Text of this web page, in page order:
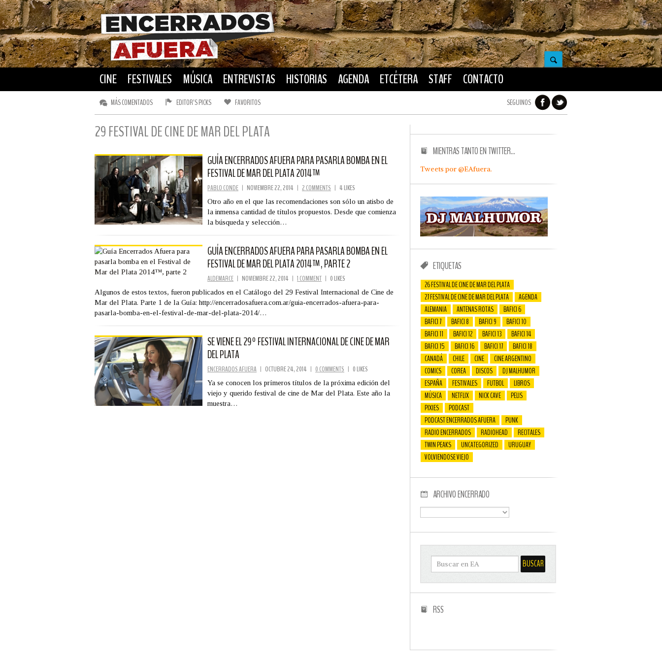
CINE FESTIVALES MÚSICA ENTREVISTAS HISTORIAS AGENDA ETCÉTERA STAFF CONTACTO
SEGUINOS
MÁS COMENTADOS EDITOR’S PICKS FAVORITOS
29 FESTIVAL DE CINE DE MAR DEL PLATA
GUÍA ENCERRADOS AFUERA PARA PASARLA BOMBA EN EL
FESTIVAL DE MAR DEL PLATA 2014™
PABLO CONDE | NOVIEMBRE 22, 2014 | 2 COMMENTS | 4 LIKES
Otro año en el que las recomendaciones son sólo un atisbo de
la inmensa cantidad de títulos propuestos. Desde que comienza
la búsqueda y selección…
GUÍA ENCERRADOS AFUERA PARA PASARLA BOMBA EN EL
FESTIVAL DE MAR DEL PLATA 2014™, PARTE 2
ALDEMARCE | NOVIEMBRE 22, 2014 | 1 COMMENT | 0 LIKES
Algunos de estos textos, fueron publicados en el Catálogo del 29 Festival Internacional de Cine de
Mar del Plata. Parte 1 de la Guía: http://encerradosafuera.com.ar/guia-encerrados-afuera-para-
pasarla-bomba-en-el-festival-de-mar-del-plata-2014/…
SE VIENE EL 29º FESTIVAL INTERNACIONAL DE CINE DE MAR
DEL PLATA
ENCERRADOS AFUERA | OCTUBRE 24, 2014 | 0 COMMENTS | 0 LIKES
Ya se conocen los prímeros títulos de la próxima edición del
viejo y querido festival de cine de Mar del Plata. Este año la
muestra…
MIENTRAS TANTO EN TWITTER…
Tweets por @EAfuera.
ETIQUETAS
26 FESTIVAL DE CINE DE MAR DEL PLATA
27 FESTIVAL DE CINE DE MAR DEL PLATA
AGENDA
ALEMANIA
ANTENAS ROTAS
BAFICI 6
BAFICI 7
BAFICI 8 BAFICI 9
BAFICI 10
BAFICI 11
BAFICI 12 BAFICI 13
BAFICI 14
BAFICI 15
BAFICI 16 BAFICI 17
BAFICI 18
CANADÁ
CHILE CINE
CINE ARGENTINO
COMICS
COREA DISCOS
DJ MALHUMOR
ESPAÑA
FESTIVALES FUTBOL
LIBROS
MÚSICA
NETFLIX NICK CAVE
PELIS
PIXIES
PODCAST
PODCAST ENCERRADOS AFUERA
PUNK
RADIO ENCERRADOS
RADIOHEAD
RECITALES
TWIN PEAKS
UNCATEGORIZED
URUGUAY
VOLVIENDOSE VIEJO
ARCHIVO ENCERRADO
RSS